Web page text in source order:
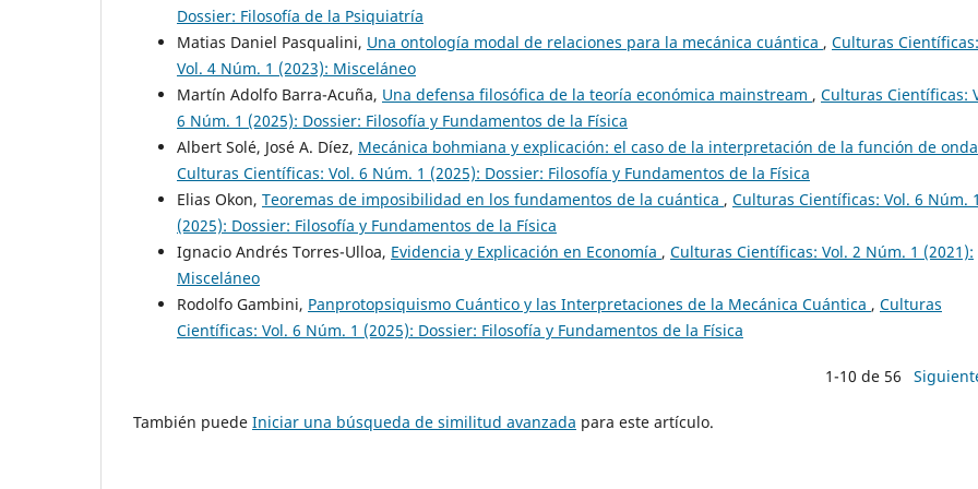
Dossier: Filosofía de la Psiquiatría
Matias Daniel Pasqualini, Una ontología modal de relaciones para la mecánica cuántica , Culturas Científicas:
Vol. 4 Núm. 1 (2023): Misceláneo
Martín Adolfo Barra-Acuña, Una defensa filosófica de la teoría económica mainstream , Culturas Científicas:
6 Núm. 1 (2025): Dossier: Filosofía y Fundamentos de la Física
Albert Solé, José A. Díez, Mecánica bohmiana y explicación: el caso de la interpretación de la función de onda
Culturas Científicas: Vol. 6 Núm. 1 (2025): Dossier: Filosofía y Fundamentos de la Física
Elias Okon, Teoremas de imposibilidad en los fundamentos de la cuántica , Culturas Científicas: Vol. 6 Núm. 1
(2025): Dossier: Filosofía y Fundamentos de la Física
Ignacio Andrés Torres-Ulloa, Evidencia y Explicación en Economía , Culturas Científicas: Vol. 2 Núm. 1 (2021):
Misceláneo
Rodolfo Gambini, Panprotopsiquismo Cuántico y las Interpretaciones de la Mecánica Cuántica , Culturas
Científicas: Vol. 6 Núm. 1 (2025): Dossier: Filosofía y Fundamentos de la Física
1-10 de 56
También puede Iniciar una búsqueda de similitud avanzada para este artículo.